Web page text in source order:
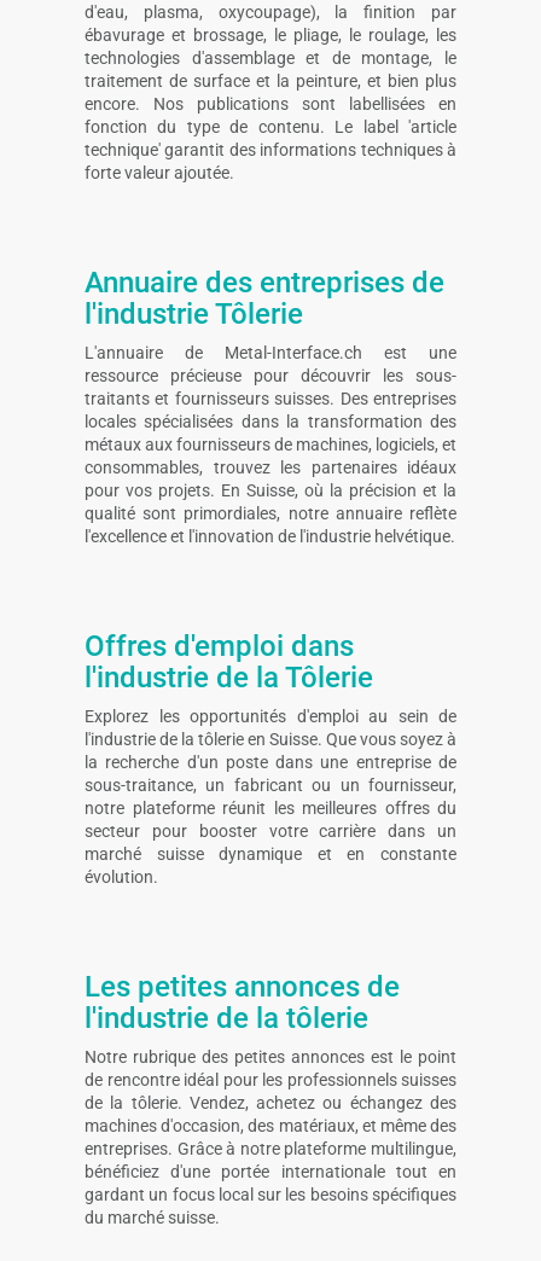
d'eau, plasma, oxycoupage), la finition par
ébavurage et brossage, le pliage, le roulage, les
technologies d'assemblage et de montage, le
traitement de surface et la peinture, et bien plus
encore. Nos publications sont labellisées en
fonction du type de contenu. Le label 'article
technique' garantit des informations techniques à
forte valeur ajoutée.
Annuaire des entreprises de
l'industrie Tôlerie
L'annuaire de Metal-Interface.ch est une
ressource précieuse pour découvrir les sous-
traitants et fournisseurs suisses. Des entreprises
locales spécialisées dans la transformation des
métaux aux fournisseurs de machines, logiciels, et
consommables, trouvez les partenaires idéaux
pour vos projets. En Suisse, où la précision et la
qualité sont primordiales, notre annuaire reflète
l'excellence et l'innovation de l'industrie helvétique.
Offres d'emploi dans
l'industrie de la Tôlerie
Explorez les opportunités d'emploi au sein de
l'industrie de la tôlerie en Suisse. Que vous soyez à
la recherche d'un poste dans une entreprise de
sous-traitance, un fabricant ou un fournisseur,
notre plateforme réunit les meilleures offres du
secteur pour booster votre carrière dans un
marché suisse dynamique et en constante
évolution.
Les petites annonces de
l'industrie de la tôlerie
Notre rubrique des petites annonces est le point
de rencontre idéal pour les professionnels suisses
de la tôlerie. Vendez, achetez ou échangez des
machines d'occasion, des matériaux, et même des
entreprises. Grâce à notre plateforme multilingue,
bénéficiez d'une portée internationale tout en
gardant un focus local sur les besoins spécifiques
du marché suisse.